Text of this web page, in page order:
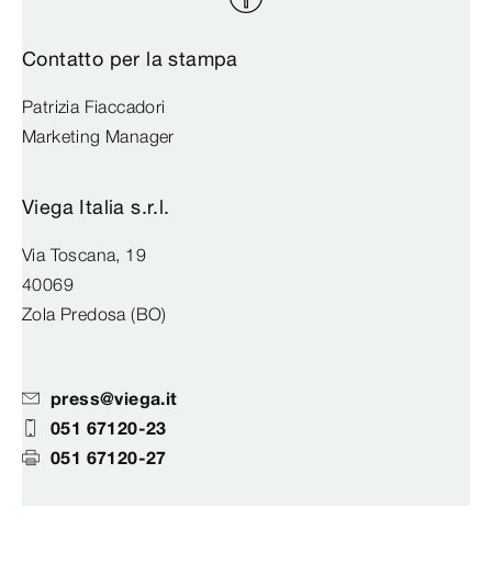
Contatto per la stampa
Patrizia Fiaccadori
Marketing Manager
Viega Italia s.r.l.
Via Toscana, 19
40069
Zola Predosa (BO)
press@viega.it
051 67120-23
051 67120-27